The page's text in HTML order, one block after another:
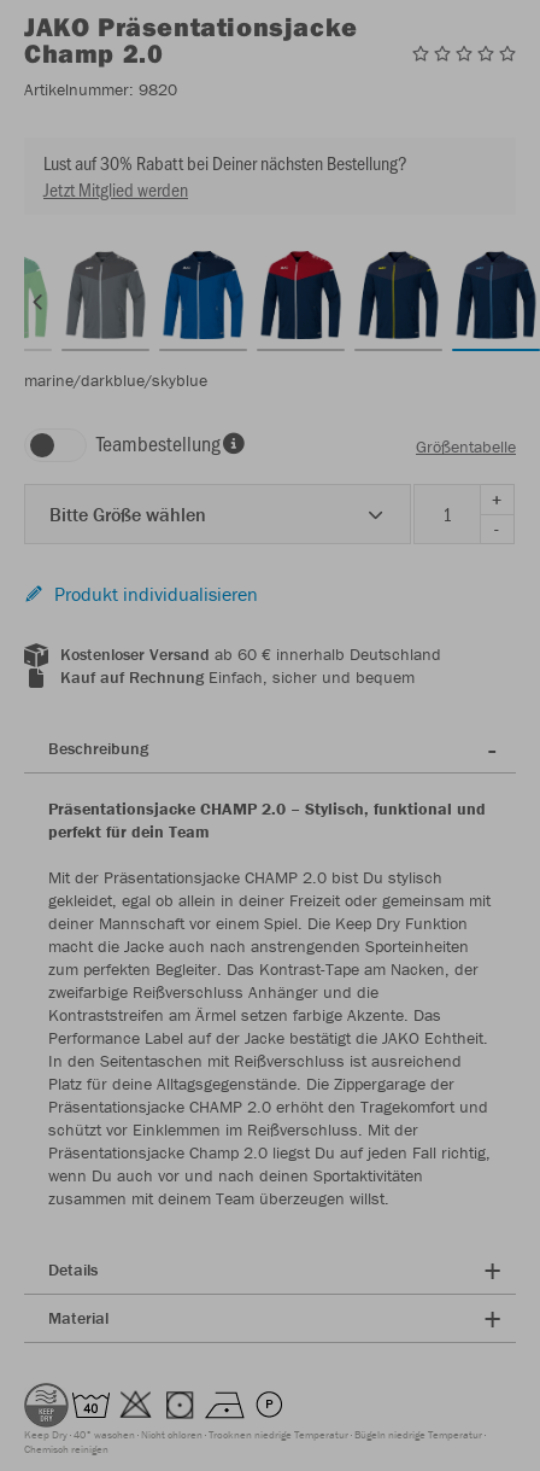
JAKO Präsentationsjacke
Champ 2.0
Artikelnummer: 9820
Lust auf 30% Rabatt bei Deiner nächsten Bestellung?
Jetzt Mitglied werden
marine/darkblue/skyblue
Teambestellung Größentabelle
Bitte Größe wählen
+
-
Produkt individualisieren
Kostenloser Versand ab 60 € innerhalb Deutschland
Kauf auf RechnungEinfach, sicher und bequem
Beschreibung
Präsentationsjacke CHAMP 2.0 – Stylisch, funktional und
perfekt für dein Team
Mit der Präsentationsjacke CHAMP 2.0 bist Du stylisch
gekleidet, egal ob allein in deiner Freizeit oder gemeinsam mit
deiner Mannschaft vor einem Spiel. Die Keep Dry Funktion
macht die Jacke auch nach anstrengenden Sporteinheiten
zum perfekten Begleiter. Das Kontrast-Tape am Nacken, der
zweifarbige Reißverschluss Anhänger und die
Kontraststreifen am Ärmel setzen farbige Akzente. Das
Performance Label auf der Jacke bestätigt die JAKO Echtheit.
In den Seitentaschen mit Reißverschluss ist ausreichend
Platz für deine Alltagsgegenstände. Die Zippergarage der
Präsentationsjacke CHAMP 2.0 erhöht den Tragekomfort und
schützt vor Einklemmen im Reißverschluss. Mit der
Präsentationsjacke Champ 2.0 liegst Du auf jeden Fall richtig,
wenn Du auch vor und nach deinen Sportaktivitäten
zusammen mit deinem Team überzeugen willst.
Details
Material
Keep Dry 40° waschen Nicht chloren Trocknen niedrige Temperatur Bügeln niedrige Temperatur
Chemisch reinigen